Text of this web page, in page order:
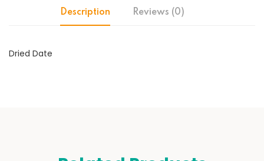
Description Reviews (0)
Dried Date